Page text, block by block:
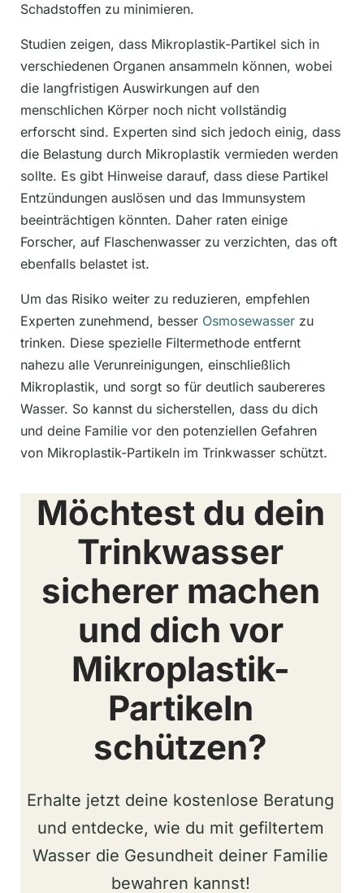
Schadstoffen zu minimieren.
Studien zeigen, dass Mikroplastik-Partikel sich in
verschiedenen Organen ansammeln können, wobei
die langfristigen Auswirkungen auf den
menschlichen Körper noch nicht vollständig
erforscht sind. Experten sind sich jedoch einig, dass
die Belastung durch Mikroplastik vermieden werden
sollte. Es gibt Hinweise darauf, dass diese Partikel
Entzündungen auslösen und das Immunsystem
beeinträchtigen könnten. Daher raten einige
Forscher, auf Flaschenwasser zu verzichten, das oft
ebenfalls belastet ist.
Um das Risiko weiter zu reduzieren, empfehlen
Experten zunehmend, besser Osmosewasser zu
trinken. Diese spezielle Filtermethode entfernt
nahezu alle Verunreinigungen, einschließlich
Mikroplastik, und sorgt so für deutlich saubereres
Wasser. So kannst du sicherstellen, dass du dich
und deine Familie vor den potenziellen Gefahren
von Mikroplastik-Partikeln im Trinkwasser schützt.
Möchtest du dein
Trinkwasser
sicherer machen
und dich vor
Mikroplastik-
Partikeln
schützen?
Erhalte jetzt deine kostenlose Beratung
und entdecke, wie du mit gefiltertem
Wasser die Gesundheit deiner Familie
bewahren kannst!